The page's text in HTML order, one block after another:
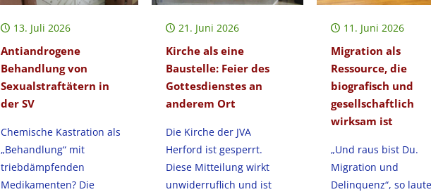
13. Juli 2026
Antiandrogene
Behandlung von
Sexualstraftätern in
der SV
Chemische Kastration als
„Behandlung“ mit
triebdämpfenden
Medikamenten? Die
21. Juni 2026
Kirche als eine
Baustelle: Feier des
Gottesdienstes an
anderem Ort
Die Kirche der JVA
Herford ist gesperrt.
Diese Mitteilung wirkt
unwiderruflich und ist
11. Juni 2026
Migration als
Ressource, die
biografisch und
gesellschaftlich
wirksam ist
„Und raus bist Du.
Migration und
Delinquenz“, so